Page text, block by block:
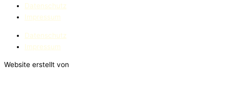
Datenschutz
Impressum
Datenschutz
Impressum
Website erstellt von